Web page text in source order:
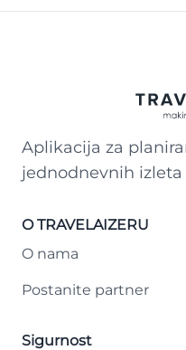
Aplikacija za
jednodnevnih
O TRAVELAIZERU
O nama
Postanite partner
Sigurnost